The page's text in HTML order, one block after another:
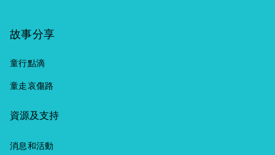
故事分享
童行點滴
童走哀傷路
資源及支持
消息和活動